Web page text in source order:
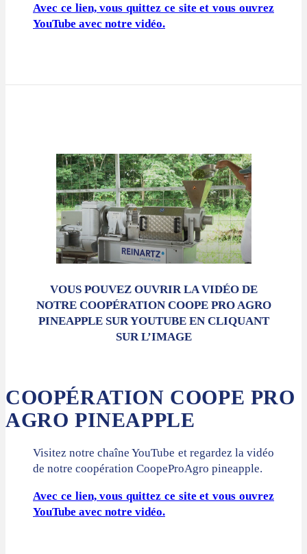
Avec ce lien, vous quittez ce site et vous ouvrez
YouTube avec notre vidéo.
VOUS POUVEZ OUVRIR LA VIDÉO DE
NOTRE COOPÉRATION COOPE PRO AGRO
PINEAPPLE SUR YOUTUBE EN CLIQUANT
SUR L’IMAGE
COOPÉRATION COOPE PRO
AGRO PINEAPPLE
Visitez notre chaîne YouTube et regardez la vidéo
de notre coopération CoopeProAgro pineapple.
Avec ce lien, vous quittez ce site et vous ouvrez
YouTube avec notre vidéo.